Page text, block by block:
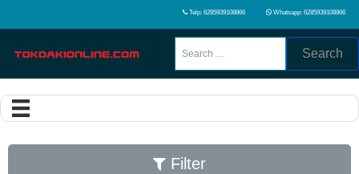
Telp: 6285939108866 Whatsapp: 6285939108866
Search
Filter